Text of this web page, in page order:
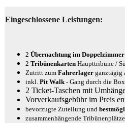
Eingeschlossene Leistungen:
2 Übernachtung im Doppelzimmer
2 Tribünenkarten Haupttribüne /
Zutritt zum Fahrerlager ganztägig
inkl. Pit Walk - Gang durch die
2 Ticket-Taschen mit
Vorverkaufsgebühr im Preis
bevorzugte Zuteilung und
zusammenhängende